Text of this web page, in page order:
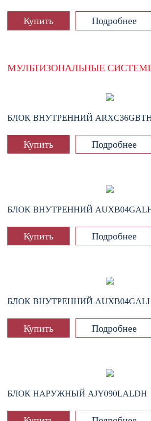
Купить Подробнее
МУЛЬТИЗОНАЛЬНЫЕ СИСТЕМЫ
БЛОК ВНУТРЕННИЙ
Купить Подробнее
БЛОК ВНУТРЕННИЙ
Купить Подробнее
БЛОК ВНУТРЕННИЙ
Купить Подробнее
БЛОК НАРУЖНЫЙ AJY090LALDH